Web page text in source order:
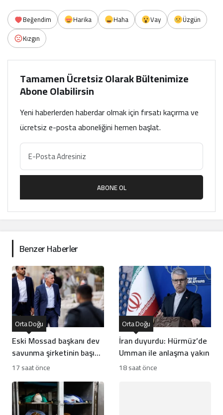
Beğendim Harika Haha Vay
Üzgün
Kızgın
Tamamen Ücretsiz Olarak Bültenimize
Abone Olabilirsin
Yeni haberlerden haberdar olmak için fırsatı kaçırma ve
ücretsiz e-posta aboneliğini hemen başlat.
ABONE OL
Benzer Haberler
Eski Mossad başkanı dev
savunma şirketinin başına
geçti
Orta Doğu
17 saat önce
İran duyurdu: Hürmüz’de
Umman ile anlaşma yakın
Orta Doğu
18 saat önce